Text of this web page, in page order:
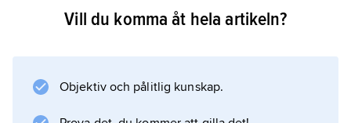
Tim Burton arbetade på 1980-talet som
Beetlejuice
Vill du komma åt hela artikeln?
Objektiv och pålitlig kunskap.